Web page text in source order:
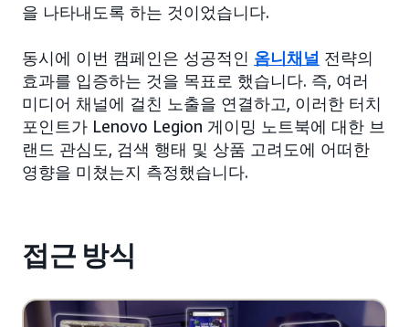
을 나타내도록 하는 것이었습니다.
동시에 이번 캠페인은 성공적인 옴니채널 전략의
효과를 입증하는 것을 목표로 했습니다. 즉, 여러
미디어 채널에 걸친 노출을 연결하고, 이러한 터치
포인트가 Lenovo Legion 게이밍 노트북에 대한 브
랜드 관심도, 검색 행태 및 상품 고려도에 어떠한
영향을 미쳤는지 측정했습니다.
접근 방식